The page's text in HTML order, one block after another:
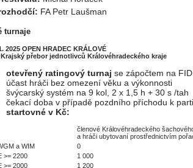
FA Petr Laušman
turnaje
2025 OPEN HRADEC KRÁLOVÉ
přebor jednotlivců Královéhradeckého kraje
otevřený ratingový turnaj se zápočtem na
účast hráči bez omezení věku a výkonnosti
švýcarský systém na 9 kol, 2 x 1,5 h + 30 s /tah
čekací doba v případě pozdního příchodu k
startovné v Kč:
členové Královéhradeckého
a hráči ubytovaní prostřednictvím
a WIM
0
>= 2200
1 000
>= 2000
1 200